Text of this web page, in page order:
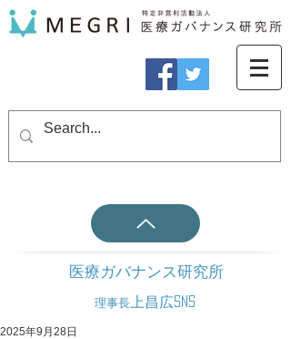
医療ガバナンス研究所
理事長 上昌広SNS
2025年9月28日